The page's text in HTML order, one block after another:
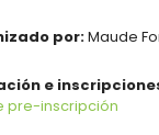
por:Maude
e
pre-inscripción